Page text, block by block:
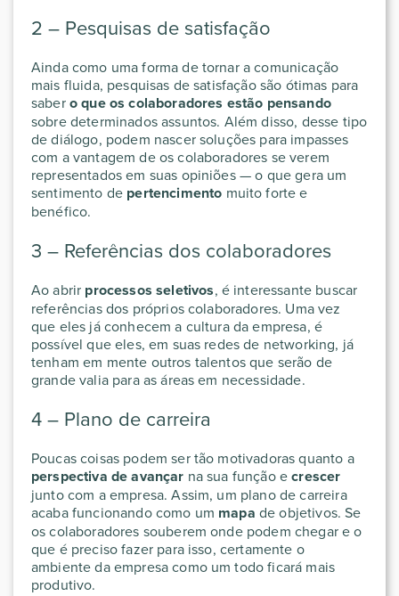
2 – Pesquisas de satisfação
Ainda como uma forma de tornar a comunicação
mais fluida, pesquisas de satisfação são ótimas para
sabero que os colaboradores estão pensando
sobre determinados assuntos. Além disso, desse tipo
de diálogo, podem nascer soluções para impasses
com a vantagem de os colaboradores se verem
representados em suas opiniões — o que gera um
sentimento de pertencimento muito forte e
benéfico.
3 – Referências dos colaboradores
Ao abrir processos seletivos, é interessante buscar
referências dos próprios colaboradores. Uma vez
que eles já conhecem a cultura da empresa, é
possível que eles, em suas redes de networking, já
tenham em mente outros talentos que serão de
grande valia para as áreas em necessidade.
4 – Plano de carreira
Poucas coisas podem ser tão motivadoras quanto a
perspectiva de avançar na sua função ecrescer
junto com a empresa. Assim, um plano de carreira
acaba funcionando como um mapa de objetivos. Se
os colaboradores souberem onde podem chegar e o
que é preciso fazer para isso, certamente o
ambiente da empresa como um todo ficará mais
produtivo.